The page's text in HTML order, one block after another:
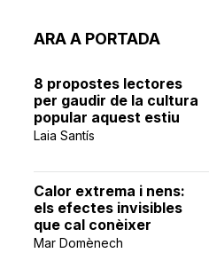
ARA A PORTADA
8 propostes lectores
per gaudir de la cultura
popular aquest estiu
Laia Santís
Calor extrema i nens:
els efectes invisibles
que cal conèixer
Mar Domènech